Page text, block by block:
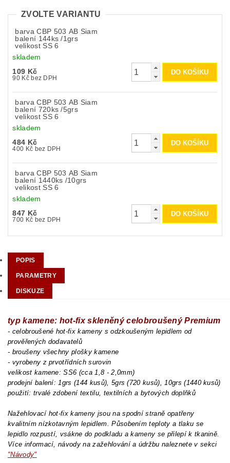
ZVOLTE VARIANTU
barva CBP 503 AB Siam
balení 144ks /1grs
velikost SS 6
skladem
109 Kč
90 Kč bez DPH
barva CBP 503 AB Siam
balení 720ks /5grs
velikost SS 6
skladem
484 Kč
400 Kč bez DPH
barva CBP 503 AB Siam
balení 1440ks /10grs
velikost SS 6
skladem
847 Kč
700 Kč bez DPH
POPIS
PARAMETRY
DISKUZE
typ kamene: hot-fix skleněný celobroušený Premium
- celobroušené hot-fix kameny s odzkoušeným lepidlem od
prověřených dodavatelů
- broušeny všechny plošky kamene
- vyrobeny z prvotřídních surovin
velikost kamene: SS6 (cca 1,8 - 2,0mm)
prodejní balení: 1grs (144 kusů), 5grs (720 kusů), 10grs (1440 kusů)
použití: trvalé zdobení textilu, textilních a bytových doplňků
Nažehlovací hot-fix kameny jsou na spodní straně opatřeny
kvalitním nízkotavným lepidlem. Působením teploty a tlaku se
lepidlo rozpustí, vsákne do podkladu a kameny se přilepí k tkanině.
Více informací, návody na zažehlování a údržbu naleznete v sekci
"Návody"